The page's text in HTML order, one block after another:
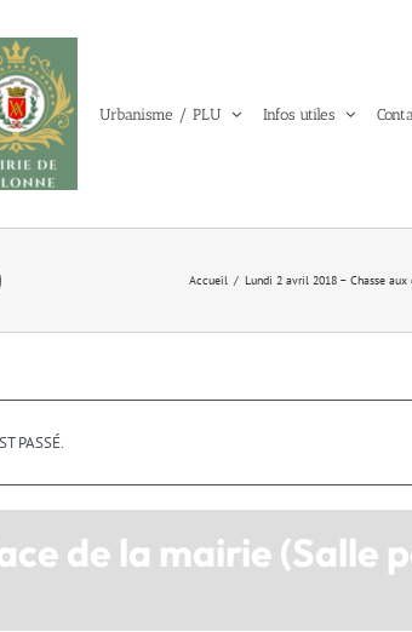
Urbanisme / PLU Infos utiles
Accueil Lundi 2 avril 2018 – Chasse
PASSÉ.
de la mairie (Salle